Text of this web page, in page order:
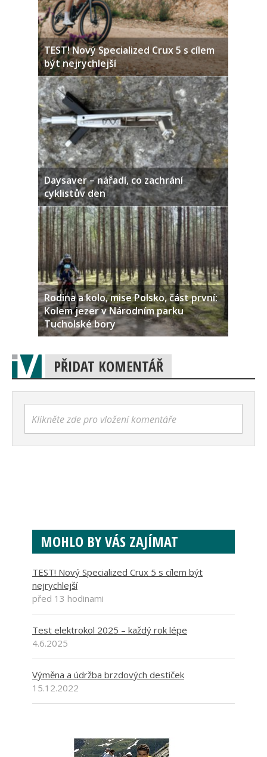
TEST! Nový Specialized Crux 5 s cílem
být nejrychlejší
Daysaver – nářadí, co zachrání
cyklistův den
Rodina a kolo, mise Polsko, část první:
Kolem jezer v Národním parku
Tucholské bory
PŘIDAT KOMENTÁŘ
Klikněte zde pro vložení komentáře
MOHLO BY VÁS ZAJÍMAT
TEST! Nový Specialized Crux 5 s cílem být
nejrychlejší
před 13 hodinami
Test elektrokol 2025 – každý rok lépe
4.6.2025
Výměna a údržba brzdových destiček
15.12.2022